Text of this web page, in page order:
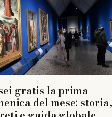
gratis la prima
del mese: storia,